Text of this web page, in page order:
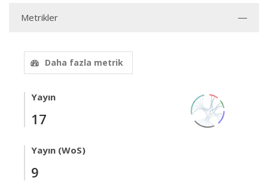
Metrikler
Daha fazla metrik
Yayın
17
Yayın (WoS)
9